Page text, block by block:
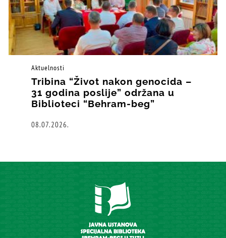
Aktuelnosti
Tribina “Život nakon genocida –
31 godina poslije” održana u
Biblioteci “Behram-beg”
08.07.2026.